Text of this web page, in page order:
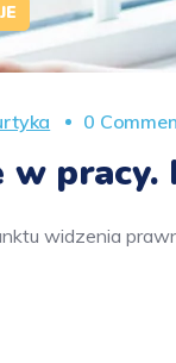
0
w
widzenia